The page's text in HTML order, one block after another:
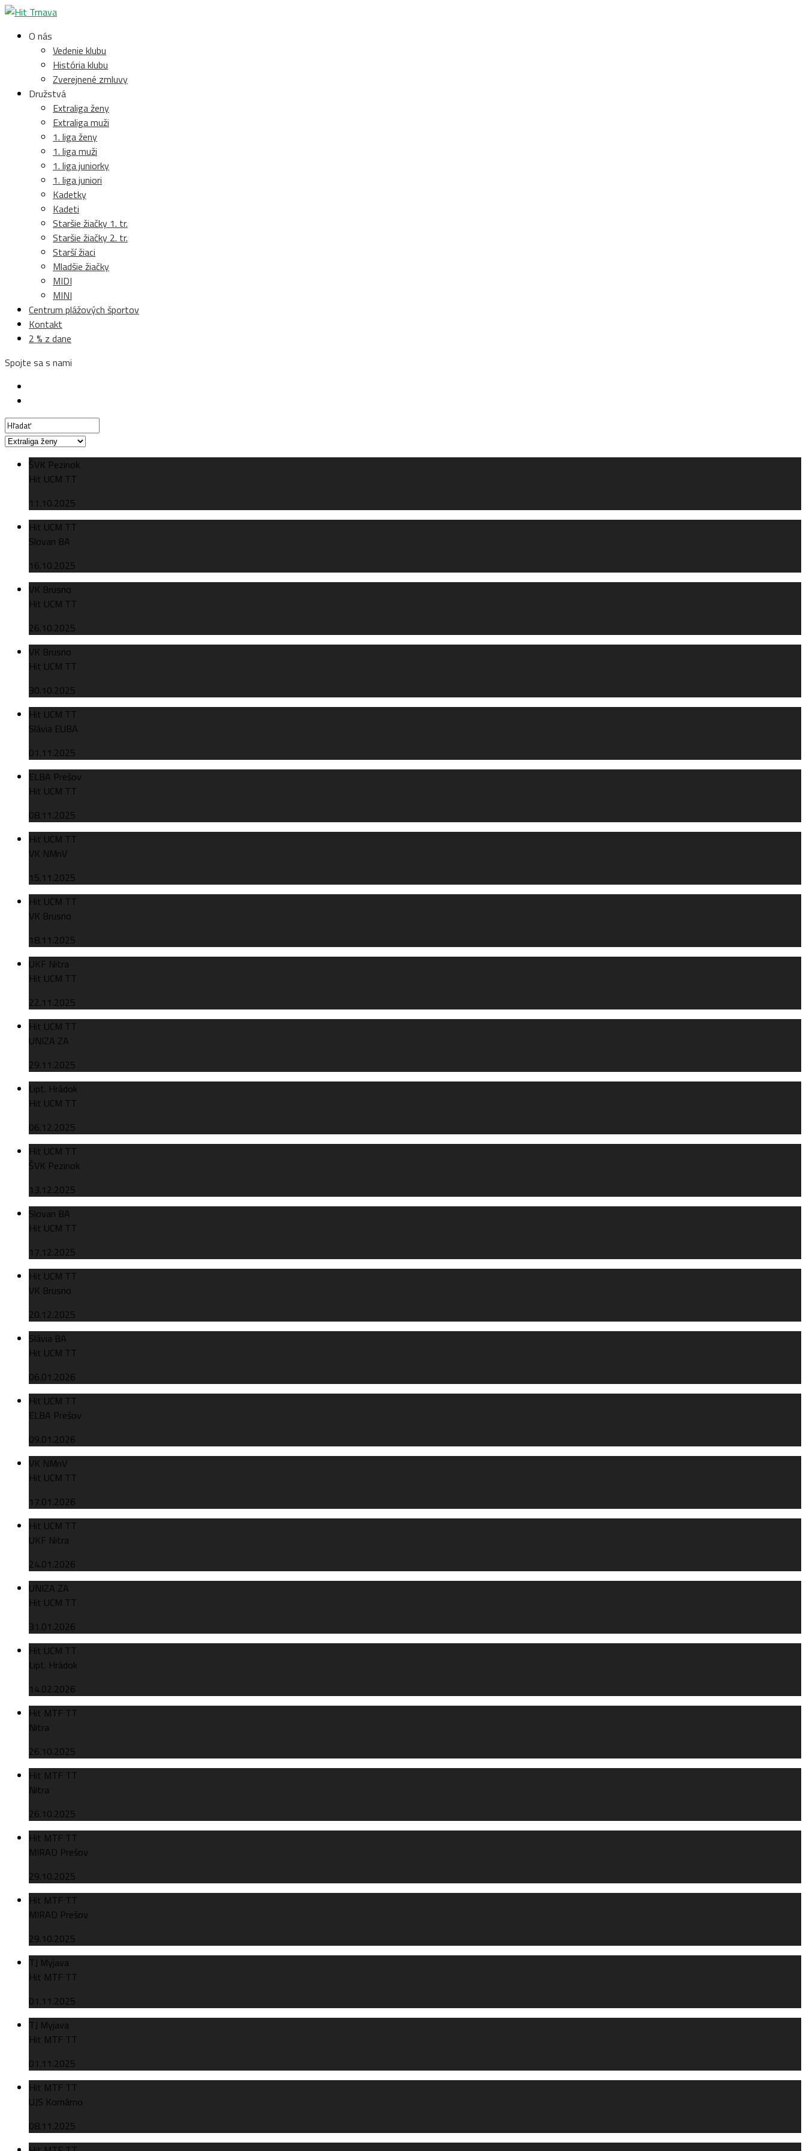
O nás
Vedenie klubu
História klubu
Zverejnené zmluvy
Družstvá
Extraliga ženy
Extraliga muži
1. liga ženy
1. liga muži
1. liga juniorky
1. liga juniori
Kadetky
Kadeti
Staršie žiačky 1. tr.
Staršie žiačky 2. tr.
Starší žiaci
Mladšie žiačky
MIDI
MINI
Centrum plážových športov
Kontakt
2 % z dane
Spojte sa s nami
ŠVK Pezinok
Hit UCM TT
11.10.2025
Hit UCM TT
Slovan BA
16.10.2025
VK Brusno
Hit UCM TT
26.10.2025
VK Brusno
Hit UCM TT
30.10.2025
Hit UCM TT
Slávia EUBA
01.11.2025
ELBA Prešov
Hit UCM TT
08.11.2025
Hit UCM TT
VK NMnV
15.11.2025
Hit UCM TT
VK Brusno
18.11.2025
UKF Nitra
Hit UCM TT
22.11.2025
Hit UCM TT
UNIZA ZA
29.11.2025
Lipt. Hrádok
Hit UCM TT
06.12.2025
Hit UCM TT
ŠVK Pezinok
13.12.2025
Slovan BA
Hit UCM TT
17.12.2025
Hit UCM TT
VK Brusno
20.12.2025
Slávia BA
Hit UCM TT
06.01.2026
Hit UCM TT
ELBA Prešov
09.01.2026
VK NMnV
Hit UCM TT
17.01.2026
Hit UCM TT
UKF Nitra
24.01.2026
UNIZA ZA
Hit UCM TT
31.01.2026
Hit UCM TT
Lipt. Hrádok
14.02.2026
Hit MTF TT
Nitra
26.10.2025
Hit MTF TT
Nitra
26.10.2025
Hit MTF TT
MIRAD Prešov
29.10.2025
Hit MTF TT
MIRAD Prešov
29.10.2025
TJ Myjava
Hit MTF TT
01.11.2025
TJ Myjava
Hit MTF TT
01.11.2025
Hit MTF TT
UJS Komárno
08.11.2025